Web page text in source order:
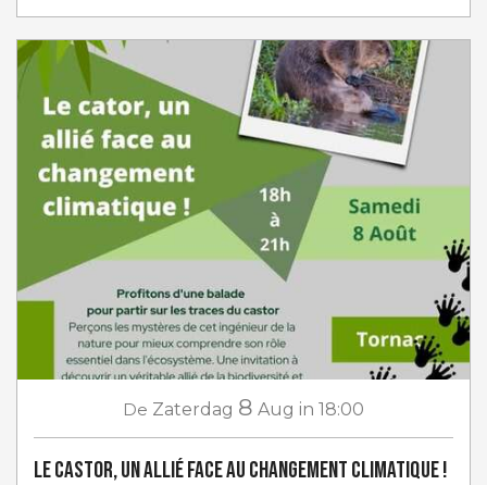
De Zaterdag 8 Aug in 18:00
Le castor, un allié face au changement climatique !